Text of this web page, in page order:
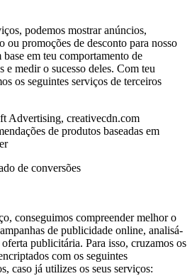
podemos mostrar anúncios,
ou promoções de desconto para nosso
em teu comportamento de
e medir o sucesso deles. Com teu
os seguintes serviços de terceiros
Advertising, creativecdn.com
de produtos baseadas em
de conversões
conseguimos compreender melhor o
de publicidade online, analisá-
publicitária. Para isso, cruzamos os
com os seguintes
caso já utilizes os seus serviços: